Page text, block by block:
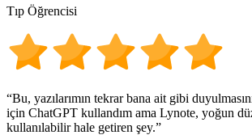
Tıp Öğrencisi
“Bu, yazılarımın tekrar bana ait gibi
için ChatGPT kullandım ama Lynote, yoğun
kullanılabilir hale getiren şey.”